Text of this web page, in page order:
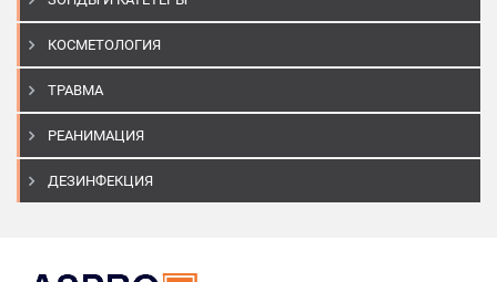
КОСМЕТОЛОГИЯ
ТРАВМА
РЕАНИМАЦИЯ
ДЕЗИНФЕКЦИЯ